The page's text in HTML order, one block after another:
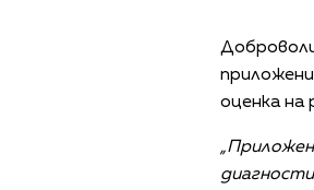
оценка на